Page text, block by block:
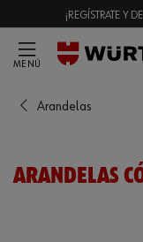
¡REGÍSTRATE Y
MENÚ
Arandelas
ARANDELAS